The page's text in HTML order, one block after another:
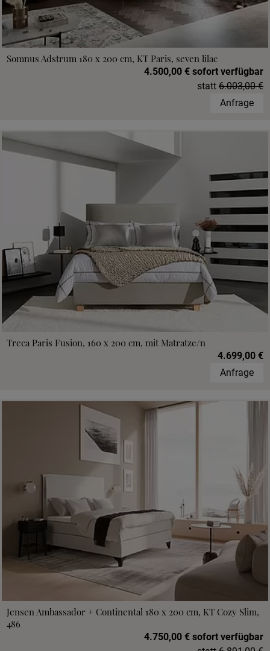
Somnus Adstrum 180 x 200 cm, KT Paris, seven lilac
4.500,00 € sofort verfügbar
statt 6.003,00 €
Anfrage
Treca Paris Fusion, 160 x 200 cm, mit Matratze/n
4.699,00 €
Anfrage
Jensen Ambassador + Continental 180 x 200 cm, KT Cozy Slim,
486
4.750,00 € sofort verfügbar